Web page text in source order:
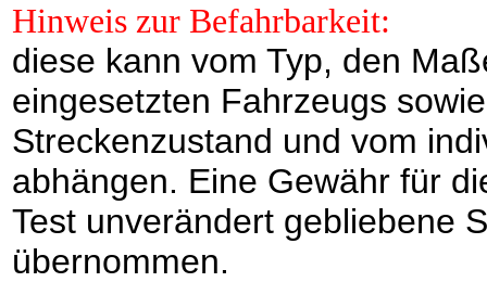
Hinweis zur Befahrbarkeit:
diese kann vom Typ, den
eingesetzten Fahrzeugs
Streckenzustand und vom
abhängen. Eine Gewähr für
Test unverändert gebliebene
übernommen.